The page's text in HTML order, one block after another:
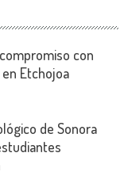
con
Etchojoa
de Sonora